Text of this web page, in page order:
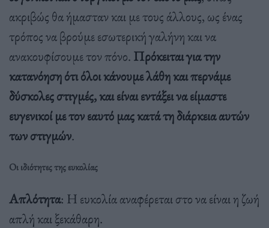
ακριβώς θα ήμασταν και με τους άλλους, ως ένας
τρόπος να βρούμε εσωτερική γαλήνη και να
ανακουφίσουμε τον πόνο. Πρόκειται για την
κατανόηση ότι όλοι κάνουμε λάθη και περνάμε
δύσκολες στιγμές, και είναι εντάξει να είμαστε
ευγενικοί με τον εαυτό μας κατά τη διάρκεια αυτών
των στιγμών.
Οι ιδιότητες της ευκολίας
Απλότητα: Η ευκολία αναφέρεται στο να είναι η ζωή
απλή και ξεκάθαρη.